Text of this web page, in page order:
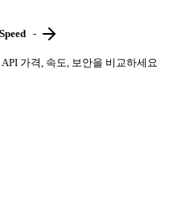
-
가격, 속도, 보안을 비교하세요